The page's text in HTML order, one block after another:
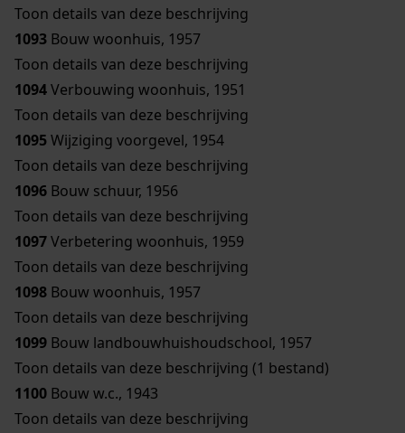
Toon details van deze beschrijving
1093 Bouw woonhuis, 1957
Toon details van deze beschrijving
1094Verbouwing woonhuis, 1951
Toon details van deze beschrijving
1095Wijziging voorgevel, 1954
Toon details van deze beschrijving
1096 Bouw schuur, 1956
Toon details van deze beschrijving
1097Verbetering woonhuis, 1959
Toon details van deze beschrijving
1098 Bouw woonhuis, 1957
Toon details van deze beschrijving
1099 Bouw landbouwhuishoudschool, 1957
Toon details van deze beschrijving (1 bestand)
1100 Bouw w.c., 1943
Toon details van deze beschrijving